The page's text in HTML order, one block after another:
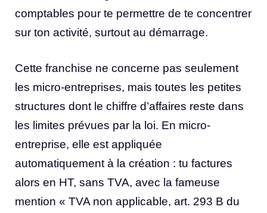
comptables pour te permettre de te concentrer
sur ton activité, surtout au démarrage.
Cette franchise ne concerne pas seulement
les micro-entreprises, mais toutes les petites
structures dont le chiffre d’affaires reste dans
les limites prévues par la loi. En micro-
entreprise, elle est appliquée
automatiquement à la création : tu factures
alors en HT, sans TVA, avec la fameuse
mention « TVA non applicable, art. 293 B du